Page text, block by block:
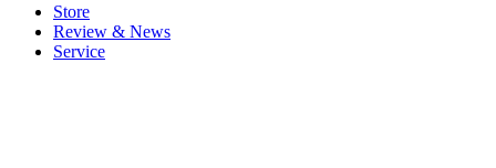
Store
Review & News
Service